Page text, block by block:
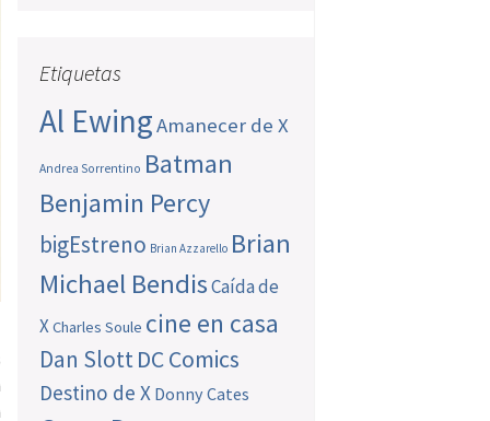
Etiquetas
Al EwingAmanecer de X
Andrea Sorrentino Batman
Benjamin Percy
bigEstreno Brian Azzarello Brian
Michael BendisCaída de
XCharles Soule cine en casa
Dan SlottDC Comics
Destino de X Donny Cates